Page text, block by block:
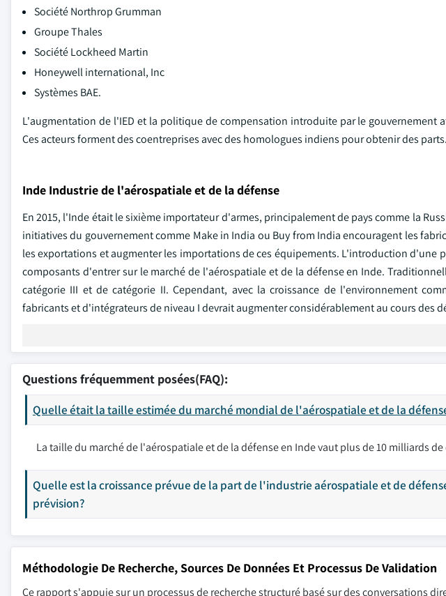
Société Northrop Grumman
Groupe Thales
Société Lockheed Martin
Honeywell international, Inc
Systèmes BAE.
L'augmentation de l'IED et la politique de compensation introduite par le gouvernement
Ces acteurs forment des coentreprises avec des homologues indiens pour obtenir des parts.
Inde Industrie de l'aérospatiale et de la défense
En 2015, l'Inde était le sixième importateur d'armes, principalement de pays comme la
initiatives du gouvernement comme Make in India ou Buy from India encouragent les
les exportations et augmenter les importations de ces équipements. L'introduction d'une
composants d'entrer sur le marché de l'aérospatiale et de la défense en Inde.
catégorie III et de catégorie II. Cependant, avec la croissance de l'environnement
fabricants et d'intégrateurs de niveau I devrait augmenter considérablement au cours des
Questions fréquemment posées(FAQ):
Quelle était la taille estimée du marché mondial de l'aérospatiale et de la
La taille du marché de l'aérospatiale et de la défense en Inde vaut plus de 10 milliards de
Quelle est la croissance prévue de la part de l'industrie aérospatiale et de
prévision?
Méthodologie De Recherche, Sources De Données Et Processus De Validation
Ce rapport s'appuie sur un processus de recherche structuré basé sur des conversations